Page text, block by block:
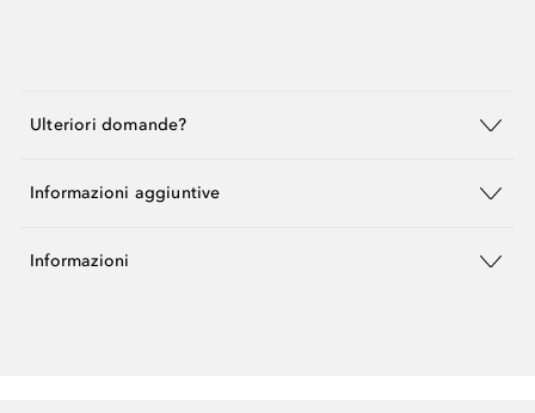
Ulteriori domande?
Informazioni aggiuntive
Informazioni